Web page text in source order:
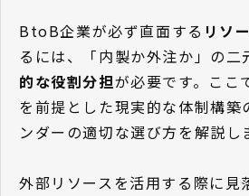
BtoB企業が必ず直面する リソ
るには、「内製か外注か」の二
的な役割分担が必要です。ここ
を前提とした現実的な体制構築
ンダーの適切な選び方を解説し
外部リソースを活用する際に見